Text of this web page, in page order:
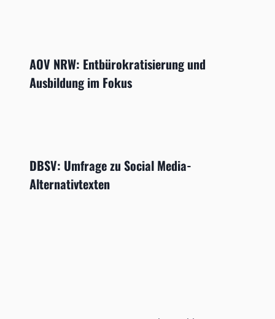
AOV NRW: Entbürokratisierung und
Ausbildung im Fokus
DBSV: Umfrage zu Social Media-
Alternativtexten